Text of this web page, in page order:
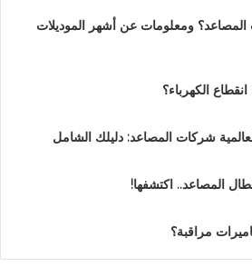
المصاعد؟ ومعلومات عن أشهر الموديلات
الكهرباء؟
شركات المصاعد: دليلك الشامل
المصاعد.. اكتشفها!
مراقبة؟